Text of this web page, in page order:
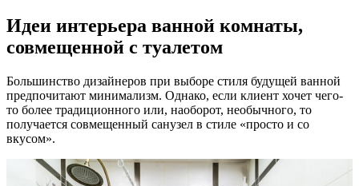
Идеи интерьера ванной комнаты,
совмещенной с туалетом
Большинство дизайнеров при выборе стиля будущей ванной
предпочитают минимализм. Однако, если клиент хочет чего-
то более традиционного или, наоборот, необычного, то
получается совмещенный санузел в стиле «просто и со
вкусом».